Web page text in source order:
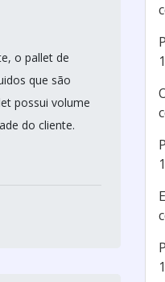
o pallet de
que são
possui volume
do cliente.